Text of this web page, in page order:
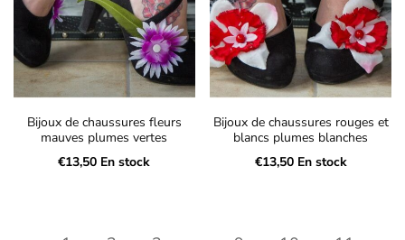
Bijoux de chaussures fleurs
mauves plumes vertes
€13,50 En stock
Bijoux de chaussures rouges et
blancs plumes blanches
€13,50 En stock